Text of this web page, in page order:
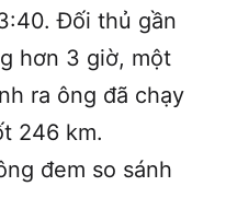
Đối thủ gần
hơn 3 giờ, một
ra ông đã chạy
246 km.
đem so sánh